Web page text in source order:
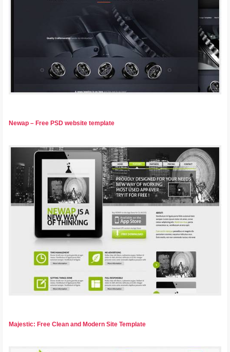
Newap – Free PSD website template
Majestic: Free Clean and Modern Site Template